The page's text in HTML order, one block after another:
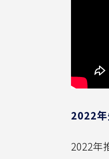
2022
2022年